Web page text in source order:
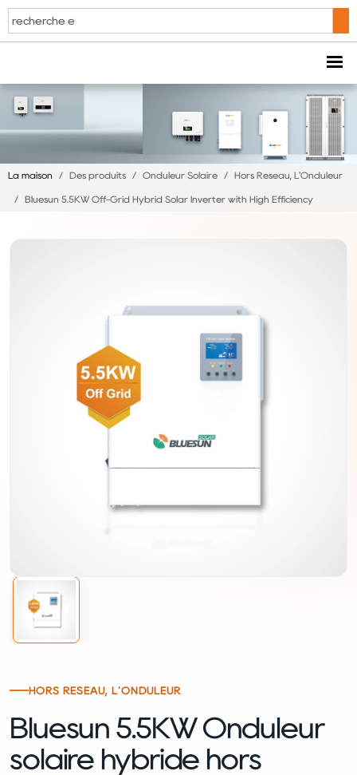
La maison / Des produits / Onduleur Solaire / Hors Réseau, L'Onduleur
/ Bluesun 5.5KW Off-Grid Hybrid Solar Inverter with High Efficiency
HORS RÉSEAU, L'ONDULEUR
Bluesun 5.5KW Onduleur
solaire hybride hors